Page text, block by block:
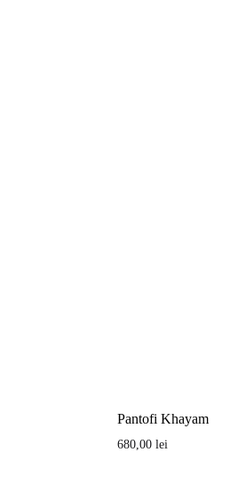
Pantofi Khayam
680,00 lei